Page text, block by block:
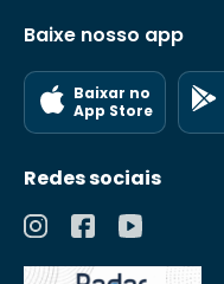
Baixe nosso app
Baixar no
App Store
Redes sociais